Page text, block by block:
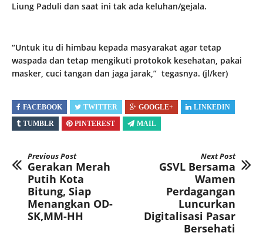
Liung Paduli dan saat ini tak ada keluhan/gejala.
“Untuk itu di himbau kepada masyarakat agar tetap
waspada dan tetap mengikuti protokok kesehatan, pakai
masker, cuci tangan dan jaga jarak,” tegasnya. (jl/ker)
FACEBOOK TWITTER GOOGLE+
LINKEDIN
TUMBLR
PINTEREST MAIL
Previous Post
Gerakan Merah
Putih Kota
Bitung, Siap
Menangkan OD-
SK,MM-HH
Next Post
GSVL Bersama
Wamen
Perdagangan
Luncurkan
Digitalisasi Pasar
Bersehati